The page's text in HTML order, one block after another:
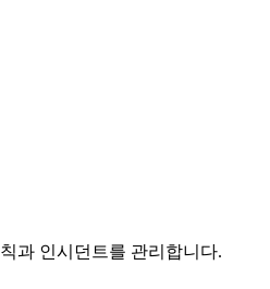
과 인시던트를 관리합니다.